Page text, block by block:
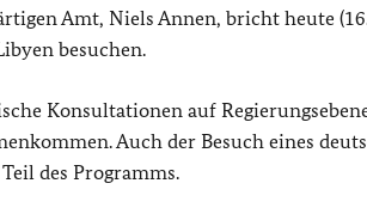
Amt, Niels Annen, bricht heute
besuchen.
Konsultationen auf
Auch der Besuch eines
des Programms.